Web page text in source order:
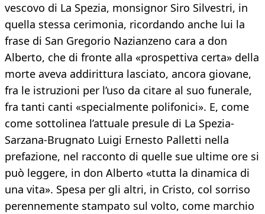
vescovo di La Spezia, monsignor Siro Silvestri, in
quella stessa cerimonia, ricordando anche lui la
frase di San Gregorio Nazianzeno cara a don
Alberto, che di fronte alla «prospettiva certa» della
morte aveva addirittura lasciato, ancora giovane,
fra le istruzioni per l’uso da citare al suo funerale,
fra tanti canti «specialmente polifonici». E, come
come sottolinea l’attuale presule di La Spezia-
Sarzana-Brugnato Luigi Ernesto Palletti nella
prefazione, nel racconto di quelle sue ultime ore si
può leggere, in don Alberto «tutta la dinamica di
una vita». Spesa per gli altri, in Cristo, col sorriso
perennemente stampato sul volto, come marchio